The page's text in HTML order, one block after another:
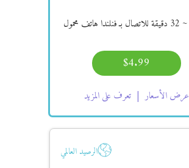
~ 32 دقيقة للاتصال بـ فنلندا هاتف محمول
$4.99
عرض الأسعار تعرف على المزيد
الرصيد العالمي